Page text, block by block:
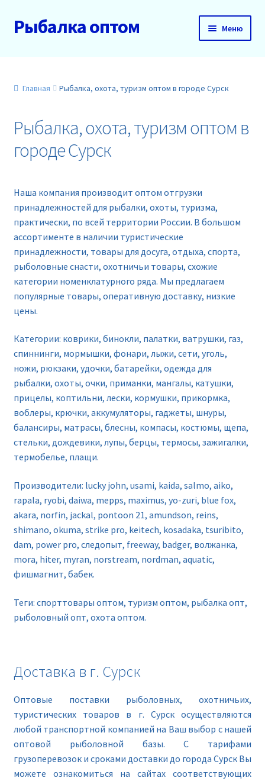
Перейти
к
Перейти
к
Рыбалка оптом Меню
О нас
Доставка и оплата
Акции
Прайс
Контакты
Главная Рыбалка, охота, туризм оптом в городе Сурск
Рыбалка, охота, туризм оптом в
городе Сурск
Наша компания производит оптом отгрузки
принадлежностей для рыбалки, охоты, туризма,
практически, по всей территории России. В большом
ассортименте в наличии туристические
принадлежности, товары для досуга, отдыха, спорта,
рыболовные снасти, охотничьи товары, схожие
категории номенклатурного ряда. Мы предлагаем
популярные товары, оперативную доставку, низкие
цены.
Категории: коврики, бинокли, палатки, ватрушки, газ,
спиннинги, мормышки, фонари, лыжи, сети, уголь,
ножи, рюкзаки, удочки, батарейки, одежда для
рыбалки, охоты, очки, приманки, мангалы, катушки,
прицелы, коптильни, лески, кормушки, прикормка,
воблеры, крючки, аккумуляторы, гаджеты, шнуры,
балансиры, матрасы, блесны, компасы, костюмы, щепа,
стельки, дождевики, лупы, берцы, термосы, зажигалки,
термобелье, плащи.
Производители: lucky john, usami, kaida, salmo, aiko,
rapala, ryobi, daiwa, mepps, maximus, yo-zuri, blue fox,
akara, norfin, jackal, pontoon 21, amundson, reins,
shimano, okuma, strike pro, keitech, kosadaka, tsuribito,
dam, power pro, следопыт, freeway, badger, волжанка,
mora, hiter, myran, norstream, nordman, aquatic,
фишмагнит, бабек.
Теги: спорттовары оптом, туризм оптом, рыбалка опт,
рыболовный опт, охота оптом.
Доставка в г. Сурск
Оптовые поставки рыболовных, охотничьих,
туристических товаров в г. Сурск осуществляются
любой транспортной компанией на Ваш выбор с нашей
оптовой рыболовной базы. С тарифами
грузоперевозок и сроками доставки до города Сурск Вы
можете ознакомиться на сайтах соответствующих